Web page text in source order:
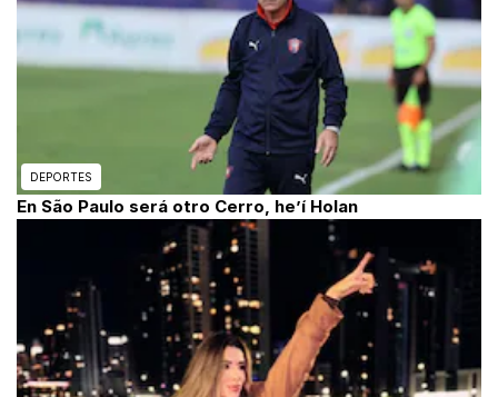
DEPORTES
En São Paulo será otro Cerro, he’í Holan